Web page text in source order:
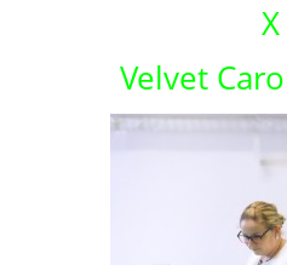
ADMIKO KENNEL
JRT ADMIKO+LOV/ JRT ADMIKO
HISTORIE JACK RUSSELL TERIERA
X
Velvet